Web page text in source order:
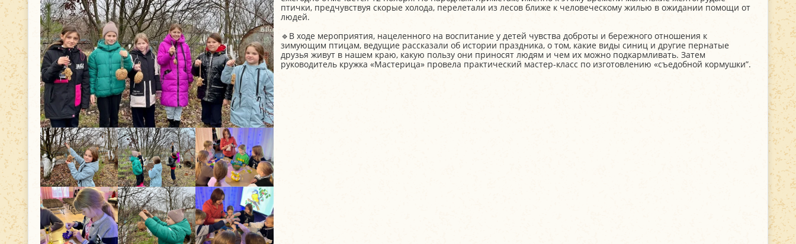
птички, предчувствуя скорые холода, перелетали из лесов ближе к человеческому жилью в ожидании помощи от
людей.
🔹В ходе мероприятия, нацеленного на воспитание у детей чувства доброты и бережного отношения к
зимующим птицам, ведущие рассказали об истории праздника, о том, какие виды синиц и другие пернатые
друзья живут в нашем краю, какую пользу они приносят людям и чем их можно подкармливать. Затем
руководитель кружка «Мастерица» провела практический мастер-класс по изготовлению «съедобной кормушки”.